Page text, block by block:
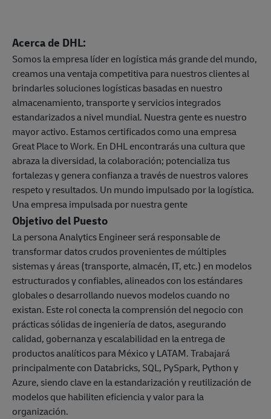
Acerca de DHL:
Somos la empresa líder en logística más grande del mundo,
creamos una ventaja competitiva para nuestros clientes al
brindarles soluciones logísticas basadas en nuestro
almacenamiento, transporte y servicios integrados
estandarizados a nivel mundial. Nuestra gente es nuestro
mayor activo. Estamos certificados como una empresa
Great Place to Work. En DHL encontrarás una cultura que
abraza la diversidad, la colaboración; potencializa tus
fortalezas y genera confianza a través de nuestros valores
respeto y resultados. Un mundo impulsado por la logística.
Una empresa impulsada por nuestra gente
Objetivo del Puesto
La persona Analytics Engineer será responsable de
transformar datos crudos provenientes de múltiples
sistemas y áreas (transporte, almacén, IT, etc.) en modelos
estructurados y confiables, alineados con los estándares
globales o desarrollando nuevos modelos cuando no
existan. Este rol conecta la comprensión del negocio con
prácticas sólidas de ingeniería de datos, asegurando
calidad, gobernanza y escalabilidad en la entrega de
productos analíticos para México y LATAM. Trabajará
principalmente con Databricks, SQL, PySpark, Python y
Azure, siendo clave en la estandarización y reutilización de
modelos que habiliten eficiencia y valor para la
organización.